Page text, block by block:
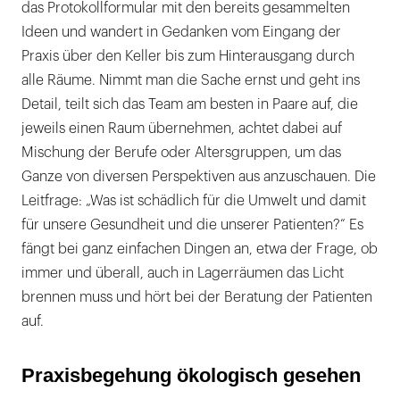
das Protokollformular mit den bereits gesammelten
Ideen und wandert in Gedanken vom Eingang der
Praxis über den Keller bis zum Hinterausgang durch
alle Räume. Nimmt man die Sache ernst und geht ins
Detail, teilt sich das Team am besten in Paare auf, die
jeweils einen Raum übernehmen, achtet dabei auf
Mischung der Berufe oder Altersgruppen, um das
Ganze von diversen Perspektiven aus anzuschauen. Die
Leitfrage: „Was ist schädlich für die Umwelt und damit
für unsere Gesundheit und die unserer Patienten?“ Es
fängt bei ganz einfachen Dingen an, etwa der Frage, ob
immer und überall, auch in Lagerräumen das Licht
brennen muss und hört bei der Beratung der Patienten
auf.
Praxisbegehung ökologisch gesehen